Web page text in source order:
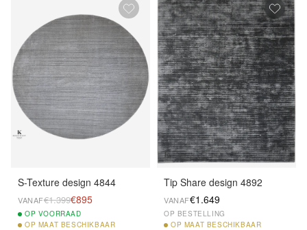
S-Texture design 4844
VANAF€1.399€895
OP VOORRAAD
OP MAAT BESCHIKBAAR
Tip Share design 4892
VANAF€1.649
OP BESTELLING
OP MAAT BESCHIKBAAR